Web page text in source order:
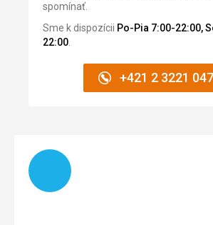
spomínať.
Sme k dispozícii Po-Pia 7:00-22:00,
22:00
+421 2 3221
Načítam